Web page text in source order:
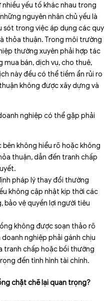
yếu tố khác nhau trong
nguyên nhân chủ yếu là
sót trong việc áp dụng các quy
thỏa thuận. Trong môi trường
thường xuyên phải hợp tác
mua bán, dịch vụ, cho thuê,
này đều có thể tiềm ẩn rủi ro
không được xây dựng và
nghiệp có thể gặp phải
bên không hiểu rõ hoặc không
thuận, dẫn đến tranh chấp
pháp lý thay đổi thường
không cập nhật kịp thời các
bảo vệ quyền lợi người tiêu
không được soạn thảo rõ
nghiệp phải gánh chịu
tranh chấp hoặc bồi thường
đến tình hình tài chính.
chặt chẽ lại quan trọng?